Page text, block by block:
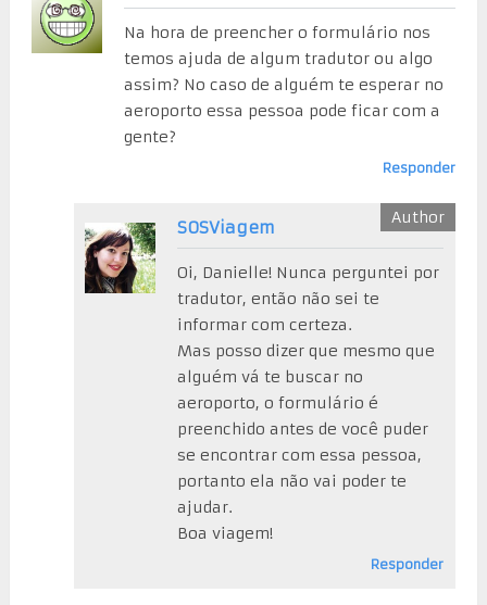
Na hora de preencher o formulário nos
temos ajuda de algum tradutor ou algo
assim? No caso de alguém te esperar no
aeroporto essa pessoa pode ficar com a
gente?
Responder
SOSViagem
Oi, Danielle! Nunca perguntei por
tradutor, então não sei te
informar com certeza.
Mas posso dizer que mesmo que
alguém vá te buscar no
aeroporto, o formulário é
preenchido antes de você puder
se encontrar com essa pessoa,
portanto ela não vai poder te
ajudar.
Boa viagem!
Responder